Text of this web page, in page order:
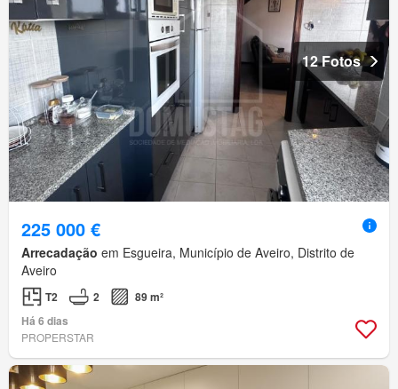
12 Fotos
225 000 €
Arrecadação em Esgueira, Município de Aveiro, Distrito de
Aveiro
T2 2
89 m²
Há 6 dias
PROPERSTAR